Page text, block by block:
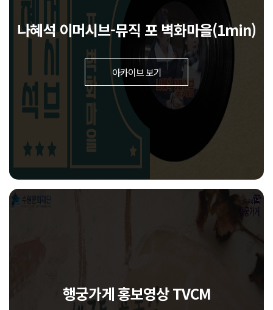
나혜석 이머시브-뮤직 포 벽화마을(1min)
아카이브 보기
행궁가게 홍보영상 TVCM